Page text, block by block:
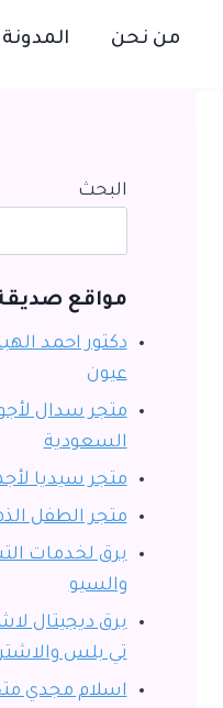
من نحن المدونة
البحث
مواقع
دكتور احمد
عيون
متجر سدال
السعودية
متجر سيديا
متجر الطفل
برق لخدمات
والسيو
برق ديجيتال
تي بلس
اسلام مجدي